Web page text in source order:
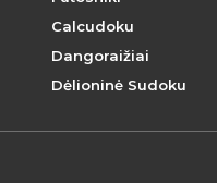
Calcudoku
Dangoraižiai
Dėlioninė Sudoku